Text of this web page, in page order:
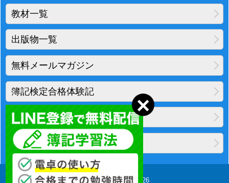
教材一覧
出版物一覧
無料メールマガジン
簿記検定合格体験記
地図・アクセス
プライバシーポリシー
Copyright(C) 2010-2026